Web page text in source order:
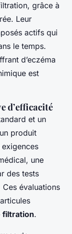
grâce à
Leur
actifs qui
le temps.
d’eczéma
est
d’efficacité
et un
produit
une
des tests
évaluations
filtration.